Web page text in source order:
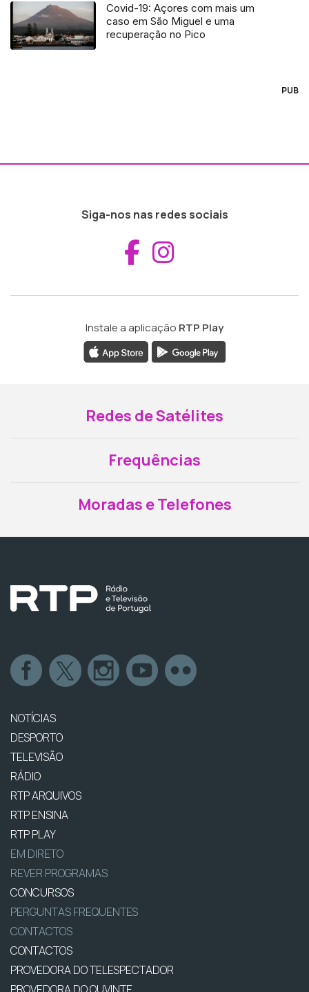
Covid-19: Açores com mais um
caso em São Miguel e uma
recuperação no Pico
PUB
Siga-nos nas redes sociais
Aceder ao
Instale a aplicação RTP Play
Redes de Satélites
Frequências
Moradas e Telefones
NOTÍCIAS
DESPORTO
TELEVISÃO
RÁDIO
RTP ARQUIVOS
RTP ENSINA
RTP PLAY
EM DIRETO
REVER PROGRAMAS
CONCURSOS
PERGUNTAS FREQUENTES
CONTACTOS
CONTACTOS
PROVEDORA DO TELESPECTADOR